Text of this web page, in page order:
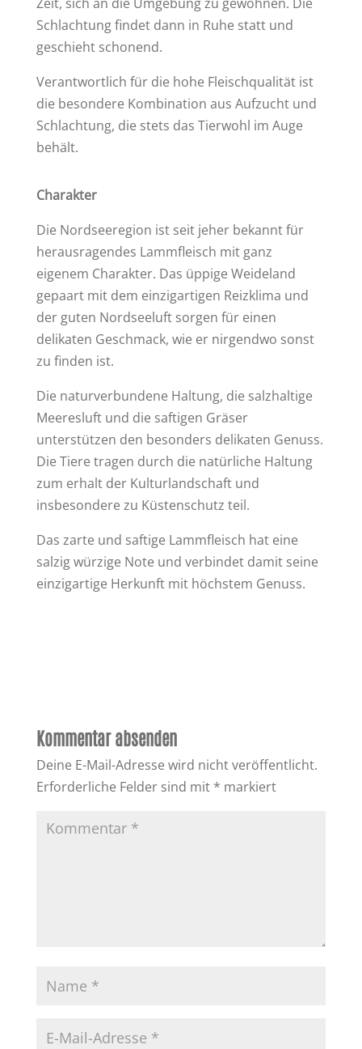
Schlachtung findet dann in Ruhe statt und
geschieht schonend.
Verantwortlich für die hohe Fleischqualität ist
die besondere Kombination aus Aufzucht und
Schlachtung, die stets das Tierwohl im Auge
behält.
Charakter
Die Nordseeregion ist seit jeher bekannt für
herausragendes Lammfleisch mit ganz
eigenem Charakter. Das üppige Weideland
gepaart mit dem einzigartigen Reizklima und
der guten Nordseeluft sorgen für einen
delikaten Geschmack, wie er nirgendwo sonst
zu finden ist.
Die naturverbundene Haltung, die salzhaltige
Meeresluft und die saftigen Gräser
unterstützen den besonders delikaten Genuss.
Die Tiere tragen durch die natürliche Haltung
zum erhalt der Kulturlandschaft und
insbesondere zu Küstenschutz teil.
Das zarte und saftige Lammfleisch hat eine
salzig würzige Note und verbindet damit seine
einzigartige Herkunft mit höchstem Genuss.
Kommentar absenden
Deine E-Mail-Adresse wird nicht veröffentlicht.
Erforderliche Felder sind mit * markiert